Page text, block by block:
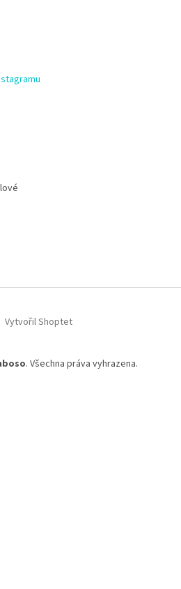
Vytvořil Shoptet
. Všechna práva vyhrazena.